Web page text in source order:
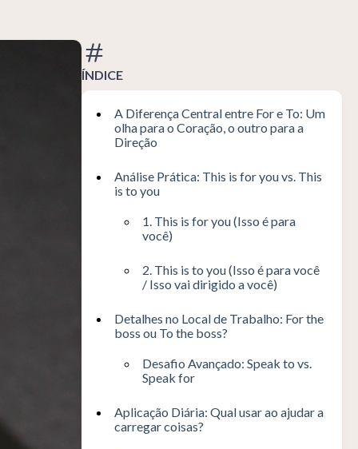
ÍNDICE
A Diferença Central entre For e To: Um
olha para o Coração, o outro para a
Direção
Análise Prática: This is for you vs. This
is to you
1. This is for you (Isso é para
você)
2. This is to you (Isso é para você
/ Isso vai dirigido a você)
Detalhes no Local de Trabalho: For the
boss ou To the boss?
Desafio Avançado: Speak to vs.
Speak for
Aplicação Diária: Qual usar ao ajudar a
carregar coisas?